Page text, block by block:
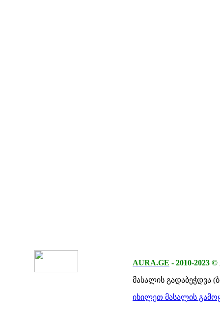
AURA.GE - 2010-2023 ©
მასალის გადაბეჭდვა
იხილეთ მასალის